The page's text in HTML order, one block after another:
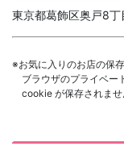
東京都葛飾区奥戸8丁
※お気に入りのお店の保
ブラウザのプライベー
cookie が保存されませ